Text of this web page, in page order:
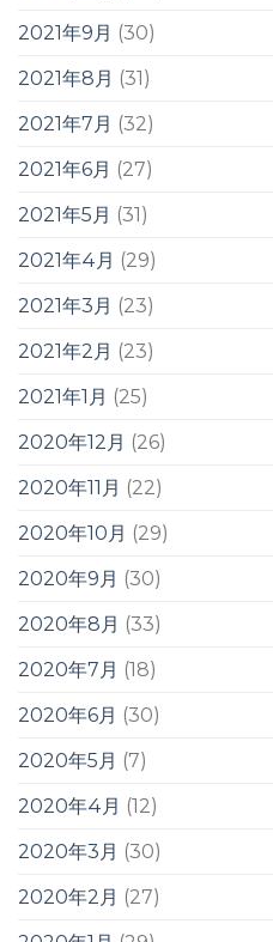
2021年9月 (30)
2021年8月 (31)
2021年7月 (32)
2021年6月 (27)
2021年5月 (31)
2021年4月 (29)
2021年3月 (23)
2021年2月 (23)
2021年1月 (25)
2020年12月 (26)
2020年11月 (22)
2020年10月 (29)
2020年9月 (30)
2020年8月 (33)
2020年7月 (18)
2020年6月 (30)
2020年5月 (7)
2020年4月 (12)
2020年3月 (30)
2020年2月 (27)